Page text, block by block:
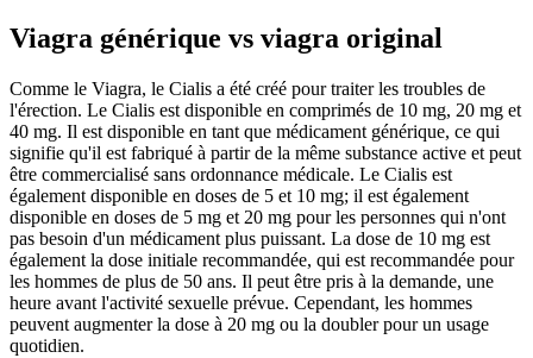
Viagra générique vs viagra original
Comme le Viagra, le Cialis a été créé pour traiter les troubles de
l'érection. Le Cialis est disponible en comprimés de 10 mg, 20 mg et
40 mg. Il est disponible en tant que médicament générique, ce qui
signifie qu'il est fabriqué à partir de la même substance active et peut
être commercialisé sans ordonnance médicale. Le Cialis est
également disponible en doses de 5 et 10 mg; il est également
disponible en doses de 5 mg et 20 mg pour les personnes qui n'ont
pas besoin d'un médicament plus puissant. La dose de 10 mg est
également la dose initiale recommandée, qui est recommandée pour
les hommes de plus de 50 ans. Il peut être pris à la demande, une
heure avant l'activité sexuelle prévue. Cependant, les hommes
peuvent augmenter la dose à 20 mg ou la doubler pour un usage
quotidien.